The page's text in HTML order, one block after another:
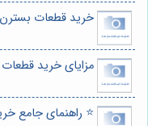
خرید قطعات
مزایای خرید